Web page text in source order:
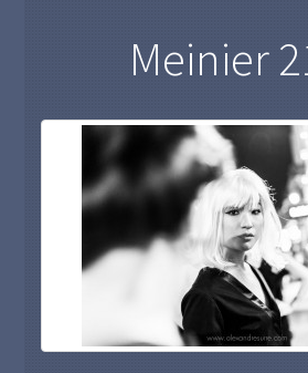
Meinier